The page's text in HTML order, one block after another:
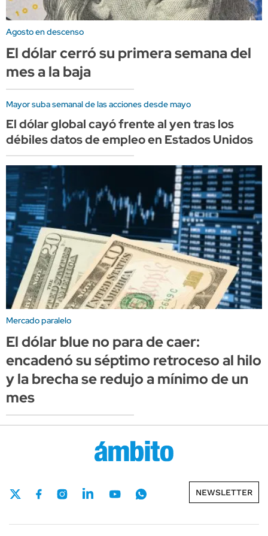
Agosto en descenso
El dólar cerró su primera semana del
mes a la baja
Mayor suba semanal de las acciones desde mayo
El dólar global cayó frente al yen tras los
débiles datos de empleo en Estados Unidos
Mercado paralelo
El dólar blue no para de caer:
encadenó su séptimo retroceso al hilo
y la brecha se redujo a mínimo de un
mes
NEWSLETTER